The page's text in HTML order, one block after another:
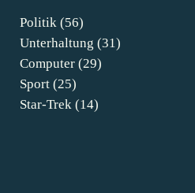
Politik (56)
Unterhaltung (31)
Computer (29)
Sport (25)
Star-Trek (14)